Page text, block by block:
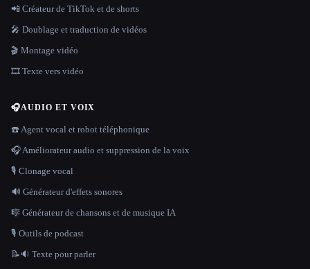
📲 Créateur de TikTok et de shorts
🎤 Doublage et traduction de vidéos
🎬 Montage vidéo
🎞️ Texte vers vidéo
🎧AUDIO ET VOIX
☎️ Agent vocal et robot téléphonique
🎧 Améliorateur audio et suppression de la voix
🎙️ Clonage vocal
🔊 Générateur d'effets sonores
🎼 Générateur de chansons et de musique IA
🎙️ Outils de podcast
📝🔉 Texte pour parler